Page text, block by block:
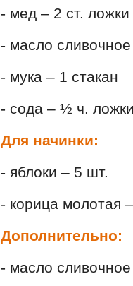
- мед – 2 ст. ложки
- масло
- мука – 1 стакан
- сода – ½ ч.
Для начинки:
- яблоки – 5 шт.
- корица молотая
Дополнительно:
- масло